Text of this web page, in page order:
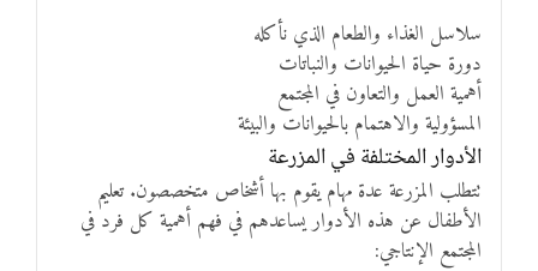
سلاسل الغذاء والطعام الذي نأكله
دورة حياة الحيوانات والنباتات
أهمية العمل والتعاون في المجتمع
المسؤولية والاهتمام بالحيوانات والبيئة
الأدوار المختلفة في المزرعة
تتطلب المزرعة عدة مهام يقوم بها أشخاص متخصصون. تعليم
الأطفال عن هذه الأدوار يساعدهم في فهم أهمية كل فرد في
المجتمع الإنتاجي: